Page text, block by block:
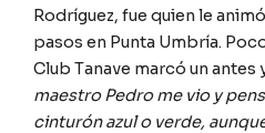
Rodríguez, fue quien le
pasos en Punta Umbría.
Club Tanave marcó un antes
maestro Pedro me vio y
cinturón azul o verde,